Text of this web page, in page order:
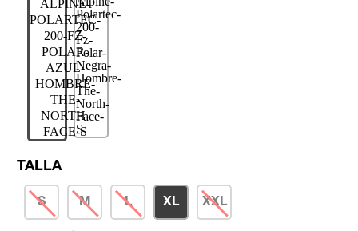
TALLA
S M L XL XXL